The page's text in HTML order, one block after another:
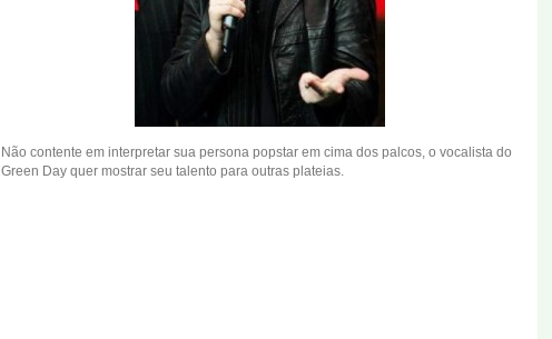
Não contente em interpretar sua persona popstar em cima dos palcos, o vocalista do
Green Day quer mostrar seu talento para outras plateias.